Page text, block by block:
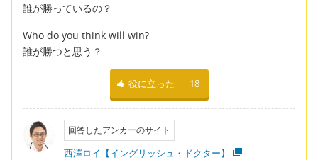
誰が勝っているの？
Who do you think will win?
誰が勝つと思う？
役に立った 18
回答したアンカーのサイト
西澤ロイ【イングリッシュ・ドクター】